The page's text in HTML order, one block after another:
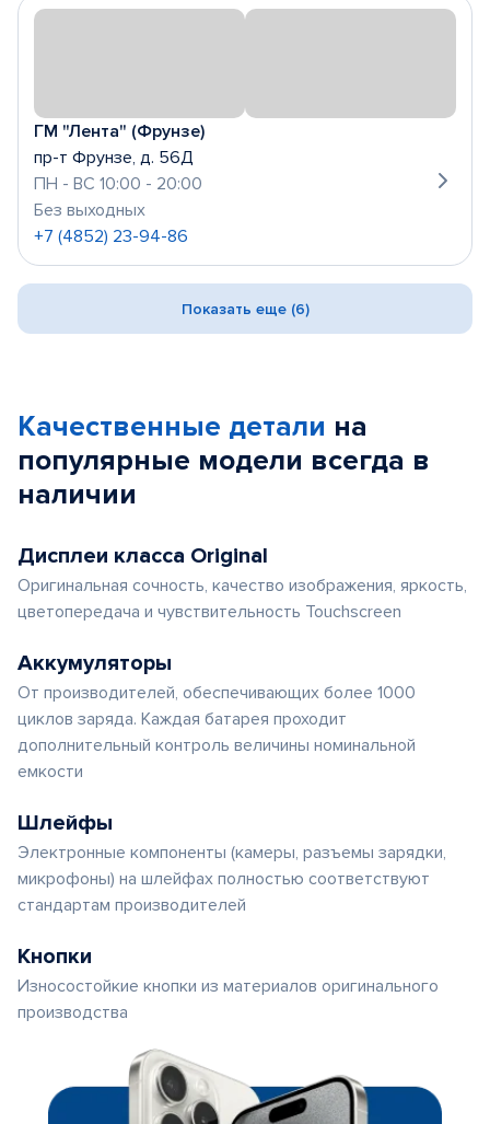
ГМ "Лента" (Фрунзе)
пр-т Фрунзе, д. 56Д
ПН - ВС 10:00 - 20:00
Без выходных
+7 (4852) 23-94-86
Показать еще (6)
Качественные детали на
популярные модели всегда в
наличии
Дисплеи класса Original
Оригинальная сочность, качество изображения, яркость,
цветопередача и чувствительность Touchscreen
Аккумуляторы
От производителей, обеспечивающих более 1000
циклов заряда. Каждая батарея проходит
дополнительный контроль величины номинальной
емкости
Шлейфы
Электронные компоненты (камеры, разъемы зарядки,
микрофоны) на шлейфах полностью соответствуют
стандартам производителей
Кнопки
Износостойкие кнопки из материалов оригинального
производства